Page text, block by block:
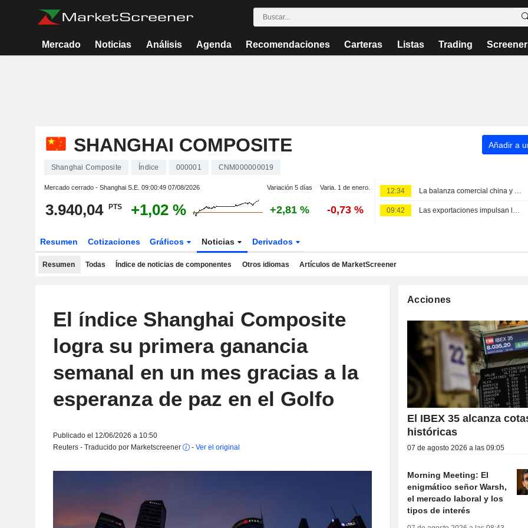
Mercado Noticias Análisis Agenda Recomendaciones Carteras Listas Trading
SHANGHAI COMPOSITE Añadir a
Shanghai Composite Índice 000001 CNM000000019
Mercado cerrado - Shanghai S.E. 09:00:49 07/08/2026 Variación 5 días Varia. 1 de enero.
3.940,04 PTS +1,02 % +2,81 % -0,73 %
12:34 La balanza comercial china y la incertidumbre en el Golfo Pérsico agitan las bolsas asiáticas
09:42 Las exportaciones impulsan la Bolsa china; Haisco Pharmaceutical sube un 4%
Resumen Cotizaciones Gráficos Noticias Derivados
Resumen Todas Índice de noticias de componentes Otros idiomas Artículos de MarketScreener
El índice Shanghai Composite
logra su primera ganancia
semanal en un mes gracias a la
esperanza de paz en el Golfo
Publicado el 12/06/2026 a 10:50
Reuters - Traducido por Marketscreener
- Ver el original
Acciones
El IBEX 35 alcanza
históricas
07 de agosto 2026 a las 09:05
Morning Meeting: El
enigmático señor Warsh,
el mercado laboral y los
tipos de interés